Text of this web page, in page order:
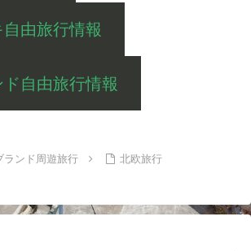
由旅行情報
自由旅行情報
ランド周遊旅行 北欧旅行